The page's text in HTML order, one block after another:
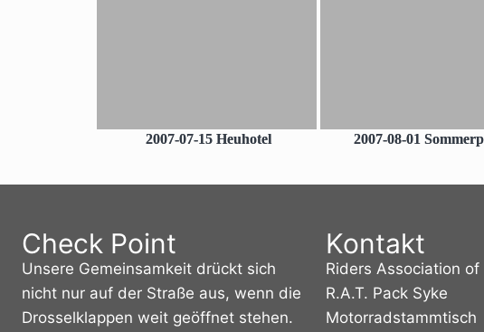
2007-07-15 Heuhotel 2007-08-01
Check Point
Unsere Gemeinsamkeit drückt sich
nicht nur auf der Straße aus, wenn die
Drosselklappen weit geöffnet stehen.
Kontakt
Riders Association of
R.A.T. Pack Syke
Motorradstammtisch